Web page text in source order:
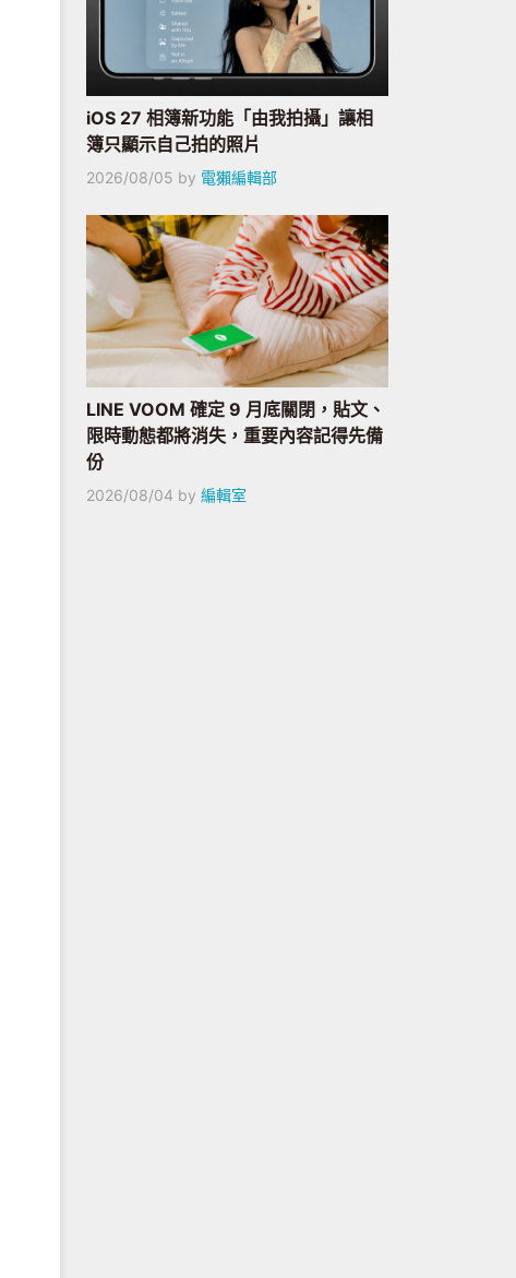
iOS 27 相簿新功能「由我拍攝」讓相
簿只顯示自己拍的照片
2026/08/05 by 電獺編輯部
LINE VOOM 確定 9 月底關閉，貼文、
限時動態都將消失，重要內容記得先備
份
2026/08/04 by 編輯室